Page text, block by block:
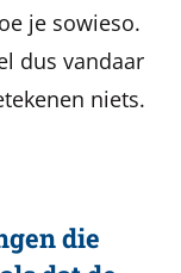
je sowieso.
dus vandaar
niets.
die